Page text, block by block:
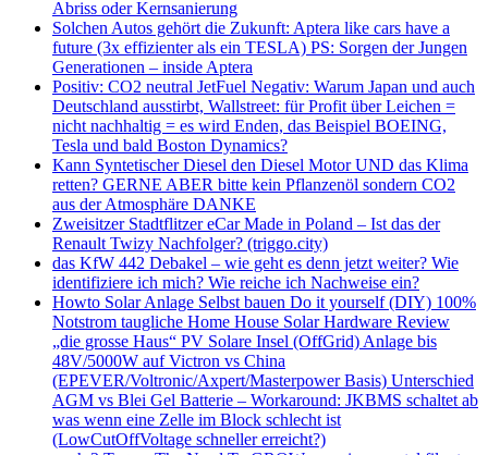
Abriss oder Kernsanierung
Solchen Autos gehört die Zukunft: Aptera like cars have a
future (3x effizienter als ein TESLA) PS: Sorgen der Jungen
Generationen – inside Aptera
Positiv: CO2 neutral JetFuel Negativ: Warum Japan und auch
Deutschland ausstirbt, Wallstreet: für Profit über Leichen =
nicht nachhaltig = es wird Enden, das Beispiel BOEING,
Tesla und bald Boston Dynamics?
Kann Syntetischer Diesel den Diesel Motor UND das Klima
retten? GERNE ABER bitte kein Pflanzenöl sondern CO2
aus der Atmosphäre DANKE
Zweisitzer Stadtflitzer eCar Made in Poland – Ist das der
Renault Twizy Nachfolger? (triggo.city)
das KfW 442 Debakel – wie geht es denn jetzt weiter? Wie
identifiziere ich mich? Wie reiche ich Nachweise ein?
Howto Solar Anlage Selbst bauen Do it yourself (DIY) 100%
Notstrom taugliche Home House Solar Hardware Review
„die grosse Haus“ PV Solare Insel (OffGrid) Anlage bis
48V/5000W auf Victron vs China
(EPEVER/Voltronic/Axpert/Masterpower Basis) Unterschied
AGM vs Blei Gel Batterie – Workaround: JKBMS schaltet ab
was wenn eine Zelle im Block schlecht ist
(LowCutOffVoltage schneller erreicht?)